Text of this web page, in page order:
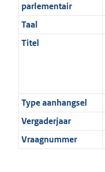
parlementair
Taal
Titel
Type aanhangsel
Vergaderjaar
Vraagnummer